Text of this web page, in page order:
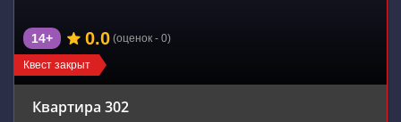
Квест закрыт
14+ 0.0 (оценок - 0)
Квартира 302